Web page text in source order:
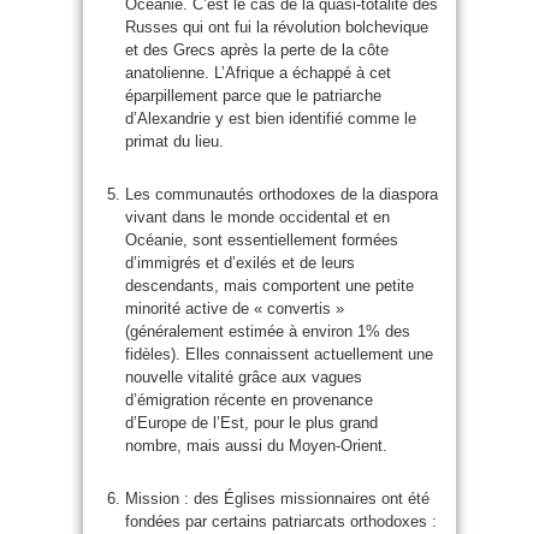
Océanie. C’est le cas de la quasi-totalité des
Russes qui ont fui la révolution bolchevique
et des Grecs après la perte de la côte
anatolienne. L’Afrique a échappé à cet
éparpillement parce que le patriarche
d’Alexandrie y est bien identifié comme le
primat du lieu.
Les communautés orthodoxes de la diaspora
vivant dans le monde occidental et en
Océanie, sont essentiellement formées
d’immigrés et d’exilés et de leurs
descendants, mais comportent une petite
minorité active de « convertis »
(généralement estimée à environ 1% des
fidèles). Elles connaissent actuellement une
nouvelle vitalité grâce aux vagues
d’émigration récente en provenance
d’Europe de l’Est, pour le plus grand
nombre, mais aussi du Moyen-Orient.
Mission : des Églises missionnaires ont été
fondées par certains patriarcats orthodoxes :